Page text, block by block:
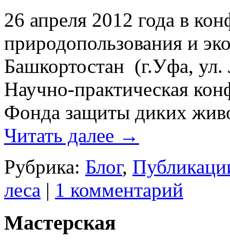
26 апреля 2012 года в
природопользования и
Башкортостан (г.Уфа, ул.
Научно-практическая
Фонда защиты диких
Читать далее →
Рубрика: Блог,
леса | 1 комментарий
Мастерская